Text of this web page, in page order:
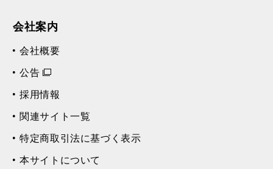
会社案内
会社概要
公告
採用情報
関連サイト一覧
特定商取引法に基づく表示
本サイトについて